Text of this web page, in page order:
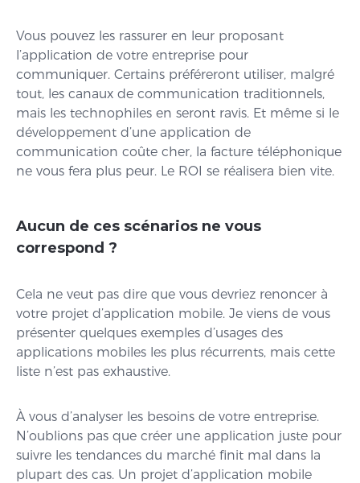
Vous pouvez les rassurer en leur proposant
l’application de votre entreprise pour
communiquer. Certains préféreront utiliser, malgré
tout, les canaux de communication traditionnels,
mais les technophiles en seront ravis. Et même si le
développement d’une application de
communication coûte cher, la facture téléphonique
ne vous fera plus peur. Le ROI se réalisera bien vite.
Aucun de ces scénarios ne vous
correspond ?
Cela ne veut pas dire que vous devriez renoncer à
votre projet d’application mobile. Je viens de vous
présenter quelques exemples d’usages des
applications mobiles les plus récurrents, mais cette
liste n’est pas exhaustive.
À vous d’analyser les besoins de votre entreprise.
N’oublions pas que créer une application juste pour
suivre les tendances du marché finit mal dans la
plupart des cas. Un projet d’application mobile